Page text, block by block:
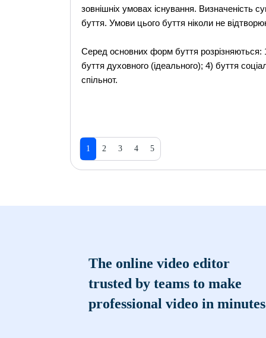
зовнішніх умовах існування. Визначеність
буття. Умови цього буття ніколи не
Серед основних форм буття розрізняються:
буття духовного (ідеального); 4) буття
спільнот.
1 2 3 4 5
The online video editor
trusted by teams to make
professional video in minutes